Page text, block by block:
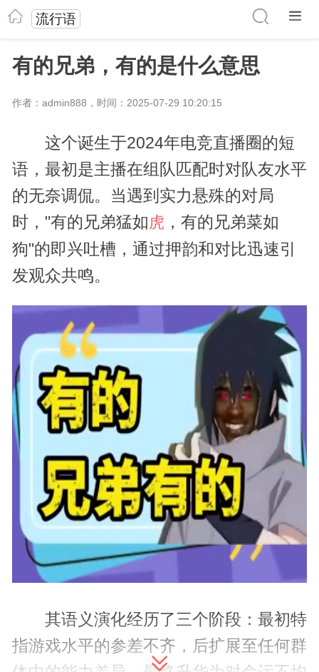
流行语
有的兄弟，有的是什么意思
作者：admin888，时间：2025-07-29 10:20:15
这个诞生于2024年电竞直播圈的短
语，最初是主播在组队匹配时对队友水平
的无奈调侃。当遇到实力悬殊的对局
时，"有的兄弟猛如虎 ，有的兄弟菜如
狗"的即兴吐槽，通过押韵和对比迅速引
发观众共鸣。
其语义演化经历了三个阶段：最初特
指游戏水平的参差不齐，后扩展至任何群